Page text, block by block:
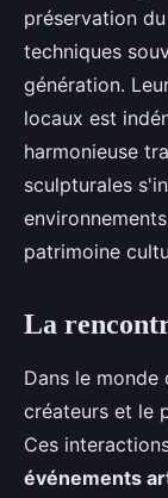
préservation du
techniques
génération.
locaux est
harmonieuse
sculpturales
patrimoine
La
Dans le
créateurs et le
Ces
événements